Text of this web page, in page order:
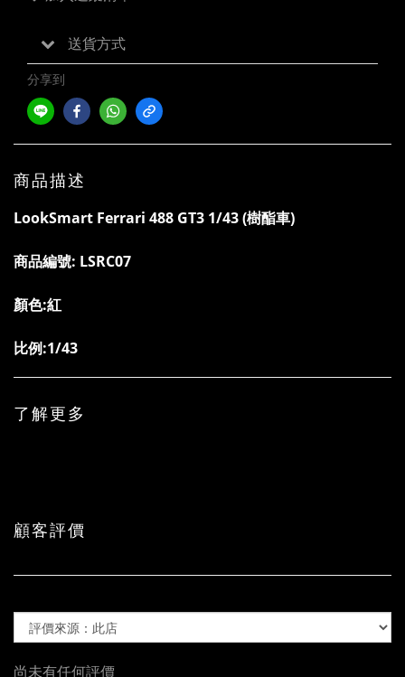
送貨方式
分享到
商品描述
LookSmart Ferrari 488 GT3 1/43 (樹酯車)
商品編號: LSRC07
顏色:紅
比例:1/43
了解更多
顧客評價
尚未有任何評價